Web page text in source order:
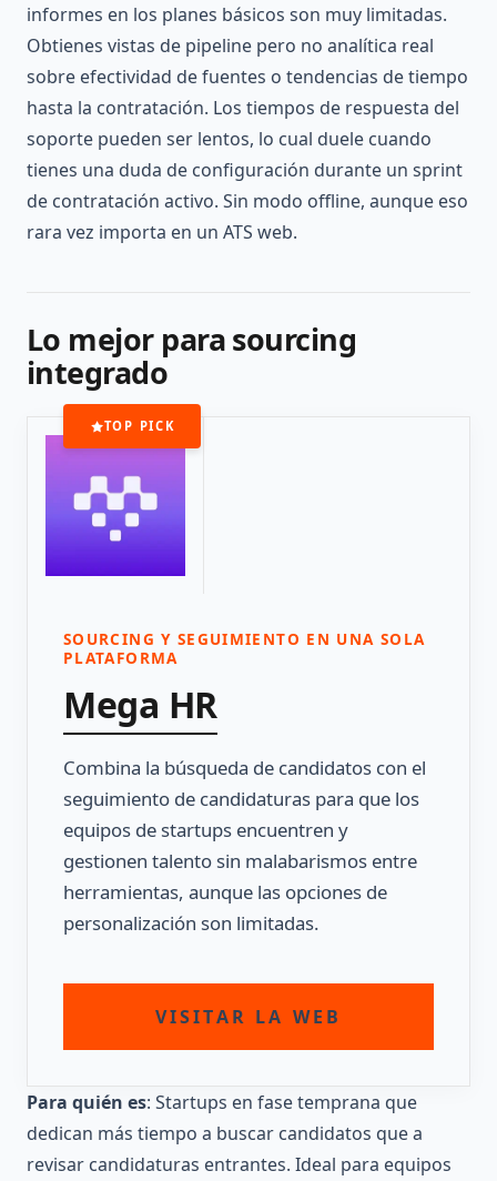
informes en los planes básicos son muy limitadas.
Obtienes vistas de pipeline pero no analítica real
sobre efectividad de fuentes o tendencias de tiempo
hasta la contratación. Los tiempos de respuesta del
soporte pueden ser lentos, lo cual duele cuando
tienes una duda de configuración durante un sprint
de contratación activo. Sin modo offline, aunque eso
rara vez importa en un ATS web.
Lo mejor para sourcing
integrado
SOURCING Y SEGUIMIENTO EN UNA SOLA
PLATAFORMA
Mega HR
TOP PICK
Combina la búsqueda de candidatos con el
seguimiento de candidaturas para que los
equipos de startups encuentren y
gestionen talento sin malabarismos entre
herramientas, aunque las opciones de
personalización son limitadas.
VISITAR LA WEB
Para quién es: Startups en fase temprana que
dedican más tiempo a buscar candidatos que a
revisar candidaturas entrantes. Ideal para equipos